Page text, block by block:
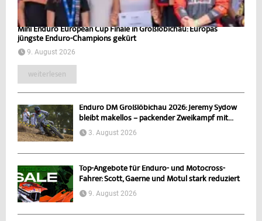
Mini Enduro European Cup Finale in Großlöbichau: Europas
jüngste Enduro-Champions gekürt
9. August 2026
weiterlesen
Enduro DM Großlöbichau 2026: Jeremy Sydow
bleibt makellos – packender Zweikampf mit...
3. August 2026
Top-Angebote für Enduro- und Motocross-
Fahrer: Scott, Gaerne und Motul stark reduziert
9. August 2026